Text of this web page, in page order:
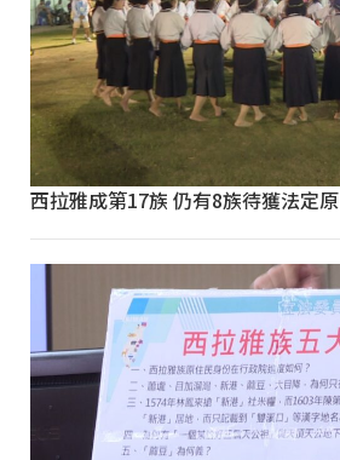
西拉雅成第17族 仍有8族待獲法定